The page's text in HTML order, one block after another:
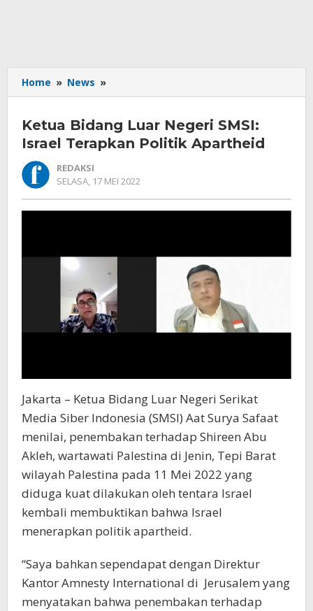
Home » News »
Bidang
Negeri
SMSI:
Politik
Apartheid
Ketua Bidang Luar Negeri SMSI:
Israel Terapkan Politik Apartheid
REDAKSI
SELASA, 17 MEI 2022
Jakarta – Ketua Bidang Luar Negeri Serikat
Media Siber Indonesia (SMSI) Aat Surya Safaat
menilai, penembakan terhadap Shireen Abu
Akleh, wartawati Palestina di Jenin, Tepi Barat
wilayah Palestina pada 11 Mei 2022 yang
diduga kuat dilakukan oleh tentara Israel
kembali membuktikan bahwa Israel
menerapkan politik apartheid.
“Saya bahkan sependapat dengan Direktur
Kantor Amnesty International di Jerusalem yang
menyatakan bahwa penembakan terhadap